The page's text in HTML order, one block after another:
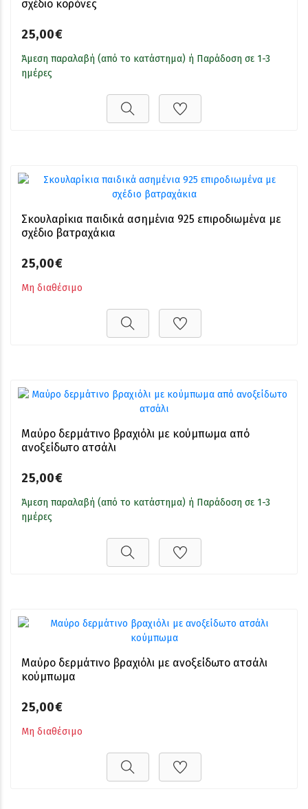
σχέδιο κορόνες
25,00€
Άμεση παραλαβή (από το κατάστημα) ή Παράδοση σε 1-3
ημέρες
Σκουλαρίκια παιδικά ασημένια 925 επιροδιωμένα με
σχέδιο βατραχάκια
25,00€
Μη διαθέσιμο
Μαύρο δερμάτινο βραχιόλι με κούμπωμα από
ανοξείδωτο ατσάλι
25,00€
Άμεση παραλαβή (από το κατάστημα) ή Παράδοση σε 1-3
ημέρες
Μαύρο δερμάτινο βραχιόλι με ανοξείδωτο ατσάλι
κούμπωμα
25,00€
Μη διαθέσιμο